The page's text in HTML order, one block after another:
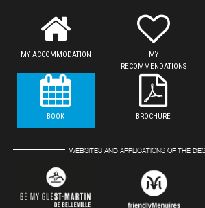
MY ACCOMMODATION
MY
RECOMMENDATIONS
BOOK BROCHURE
WEBSITES AND APPLICATIONS OF THE